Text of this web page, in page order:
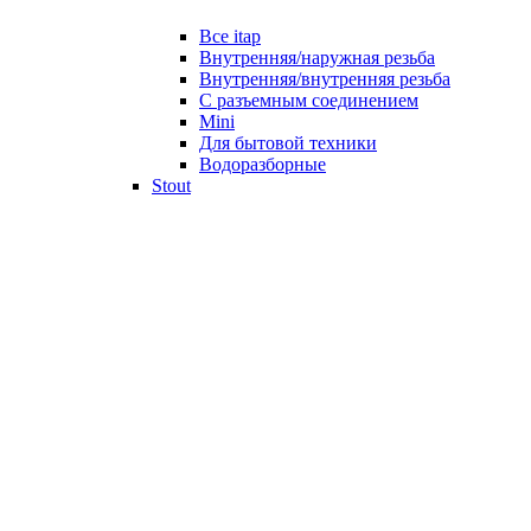
Все itap
Внутренняя/наружная резьба
Внутренняя/внутренняя резьба
С разъемным соединением
Mini
Для бытовой техники
Водоразборные
Stout